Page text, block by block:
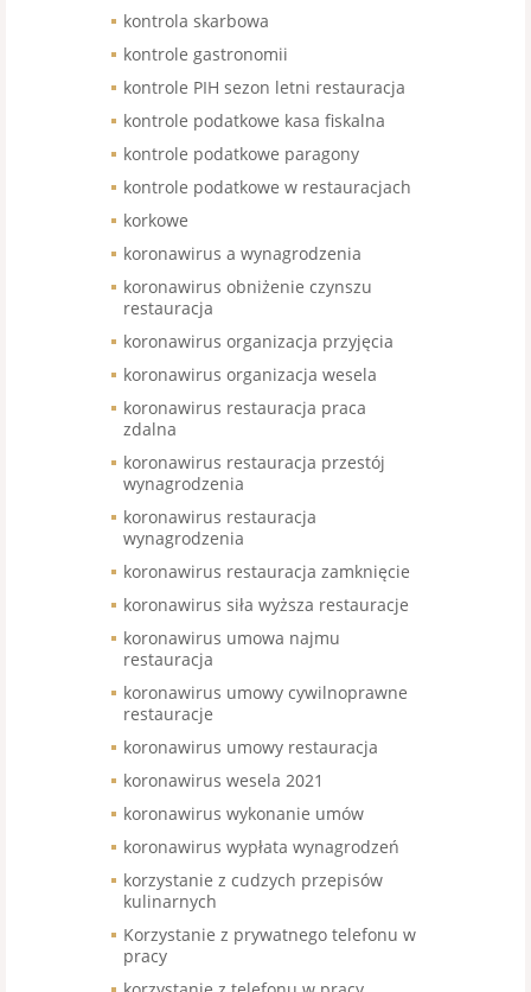
kontrola skarbowa
kontrole gastronomii
kontrole PIH sezon letni restauracja
kontrole podatkowe kasa fiskalna
kontrole podatkowe paragony
kontrole podatkowe w restauracjach
korkowe
koronawirus a wynagrodzenia
koronawirus obniżenie czynszu
restauracja
koronawirus organizacja przyjęcia
koronawirus organizacja wesela
koronawirus restauracja praca
zdalna
koronawirus restauracja przestój
wynagrodzenia
koronawirus restauracja
wynagrodzenia
koronawirus restauracja zamknięcie
koronawirus siła wyższa restauracje
koronawirus umowa najmu
restauracja
koronawirus umowy cywilnoprawne
restauracje
koronawirus umowy restauracja
koronawirus wesela 2021
koronawirus wykonanie umów
koronawirus wypłata wynagrodzeń
korzystanie z cudzych przepisów
kulinarnych
Korzystanie z prywatnego telefonu w
pracy